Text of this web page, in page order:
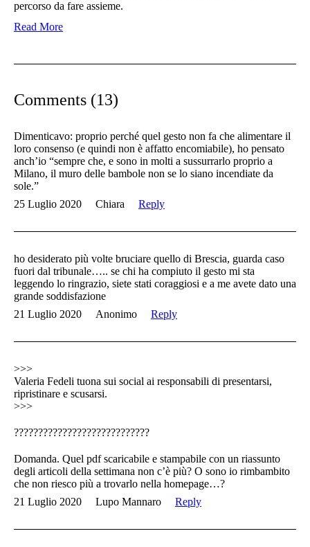
percorso da fare assieme.
Read More
Comments (13)
Dimenticavo: proprio perché quel gesto non fa che alimentare il
loro consenso (e quindi non è affatto encomiabile), ho pensato
anch’io “sempre che, e sono in molti a sussurrarlo proprio a
Milano, il muro delle bambole non se lo siano incendiate da
sole.”
25 Luglio 2020
Chiara Reply
ho desiderato più volte bruciare quello di Brescia, guarda caso
fuori dal tribunale….. se chi ha compiuto il gesto mi sta
leggendo lo ringrazio, siete stati coraggiosi e a me avete dato una
grande soddisfazione
21 Luglio 2020
Anonimo Reply
>>>
Valeria Fedeli tuona sui social ai responsabili di presentarsi,
ripristinare e scusarsi.
>>>
????????????????????????????
Domanda. Quel pdf scaricabile e stampabile con un riassunto
degli articoli della settimana non c’è più? O sono io rimbambito
che non riesco più a trovarlo nella homepage…?
21 Luglio 2020
Lupo Mannaro Reply